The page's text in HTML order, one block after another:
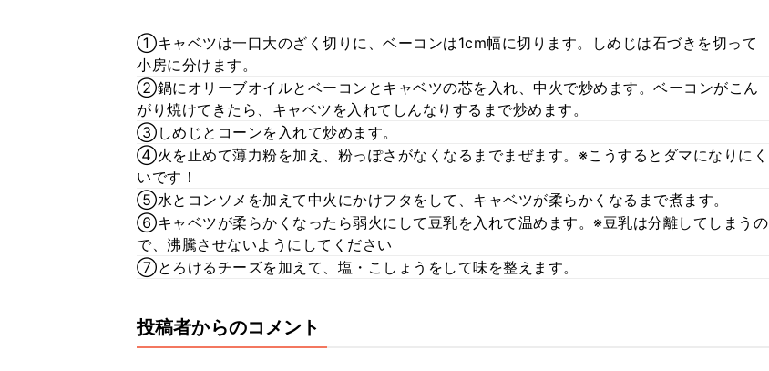
①キャベツは一口大のざく切りに、ベーコンは1cm幅に切ります。しめじは石づきを切って
小房に分けます。
②鍋にオリーブオイルとベーコンとキャベツの芯を入れ、中火で炒めます。ベーコンがこん
がり焼けてきたら、キャベツを入れてしんなりするまで炒めます。
③しめじとコーンを入れて炒めます。
④火を止めて薄力粉を加え、粉っぽさがなくなるまでまぜます。※こうするとダマになりにく
いです！
⑤水とコンソメを加えて中火にかけフタをして、キャベツが柔らかくなるまで煮ます。
⑥キャベツが柔らかくなったら弱火にして豆乳を入れて温めます。※豆乳は分離してしまうの
で、沸騰させないようにしてください
⑦とろけるチーズを加えて、塩・こしょうをして味を整えます。
投稿者からのコメント